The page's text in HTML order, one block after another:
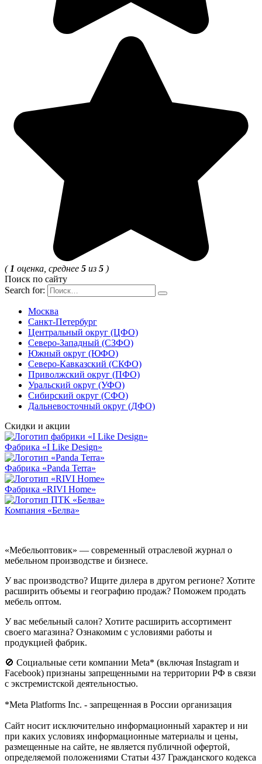
( 1 оценка, среднее 5 из 5 )
Поиск по сайту
Search for:
Москва
Санкт-Петербург
Центральный округ (ЦФО)
Северо-Западный (СЗФО)
Южный округ (ЮФО)
Северо-Кавказский (СКФО)
Приволжский округ (ПФО)
Уральский округ (УФО)
Сибирский округ (СФО)
Дальневосточный округ (ДФО)
Скидки и акции
Фабрика «I Like Design»
Фабрика «Panda Terra»
Фабрика «RIVI Home»
Компания «Белва»
«Мебельоптовик» — современный отраслевой журнал о
мебельном производстве и бизнесе.
У вас производство? Ищите дилера в другом регионе? Хотите
расширить объемы и географию продаж? Поможем продать
мебель оптом.
У вас мебельный салон? Хотите расширить ассортимент
своего магазина? Ознакомим с условиями работы и
продукцией фабрик.
🚫 Социальные сети компании Meta* (включая Instagram и
Facebook) признаны запрещенными на территории РФ в связи
с экстремистской деятельностью.
*Meta Platforms Inc. - запрещенная в России организация
Cайт носит исключительно информационный характер и ни
при каких условиях информационные материалы и цены,
размещенные на сайте, не является публичной офертой,
определяемой положениями Статьи 437 Гражданского кодекса